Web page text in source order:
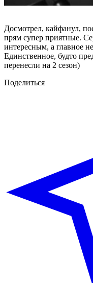
Досмотрел, кайфанул,
прям супер приятные.
интересным, а главное
Единственное, будто
перенесли на 2 сезон)
Поделиться